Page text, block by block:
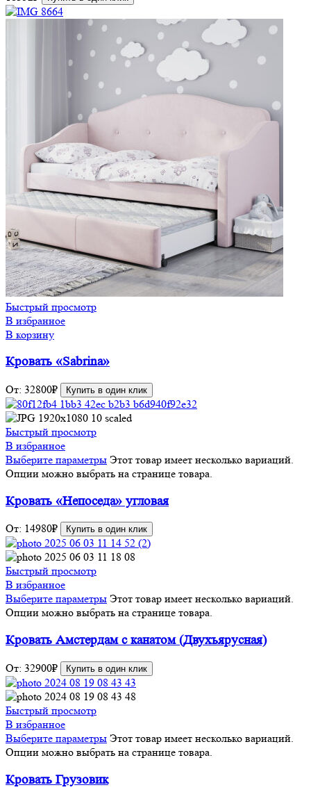
Быстрый просмотр
В избранное
В корзину
Кровать «Sabrina»
От: 32800₽ Купить в один клик
Быстрый просмотр
В избранное
Выберите параметры Этот товар имеет несколько вариаций.
Опции можно выбрать на странице товара.
Кровать «Непоседа» угловая
От: 14980₽ Купить в один клик
Быстрый просмотр
В избранное
Выберите параметры Этот товар имеет несколько вариаций.
Опции можно выбрать на странице товара.
Кровать Амстердам с канатом (Двухъярусная)
От: 32900₽ Купить в один клик
Быстрый просмотр
В избранное
Выберите параметры Этот товар имеет несколько вариаций.
Опции можно выбрать на странице товара.
Кровать Грузовик